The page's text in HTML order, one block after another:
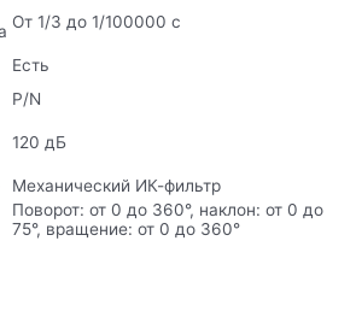
От 1/3 до 1/100000 с
Есть
P/N
120 дБ
Механический ИК-фильтр
Поворот: от 0 до 360°, наклон: от 0 до
75°, вращение: от 0 до 360°